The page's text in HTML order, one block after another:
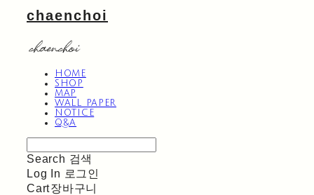
chaenchoi
HOME
SHOP
MAP
WALL PAPER
NOTICE
Q&A
Search 검색
Log In 로그인
Cart장바구니